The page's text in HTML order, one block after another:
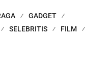
GADGET
SELEBRITIS
FILM